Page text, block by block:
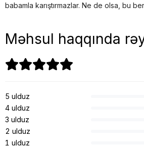
babamla karıştırmazlar. Ne de olsa, bu
Məhsul haqqında
5 ulduz
4 ulduz
3 ulduz
2 ulduz
1 ulduz